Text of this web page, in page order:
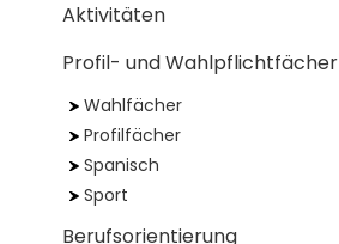
Aktivitäten
Profil- und Wahlpflichtfächer
Wahlfächer
Profilfächer
Spanisch
Sport
Berufsorientierung